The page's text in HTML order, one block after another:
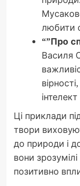
любити
“”Про
Василя
Ці приклади
твори
до природи і
вони
позитивно